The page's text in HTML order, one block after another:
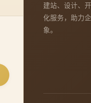
建站、设计、
化服务，助力
象。